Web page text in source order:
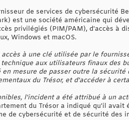
de services de cybersécurité
est une société américaine qui
privilégiés (PIM/PAM), d'accès à
Windows et macOS.
accès à une clé utilisée par le
aux utilisateurs finaux des
mesure de passer outre la
du Trésor, et d'accéder à
l'incident a été attribué à un
du Trésor a indiqué qu'il
de cybersécurité et de sécurité des